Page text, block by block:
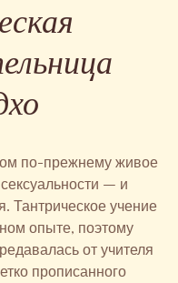
по-прежнему живое
– и
Тантрическое учение
опыте, поэтому
от учителя
прописанного